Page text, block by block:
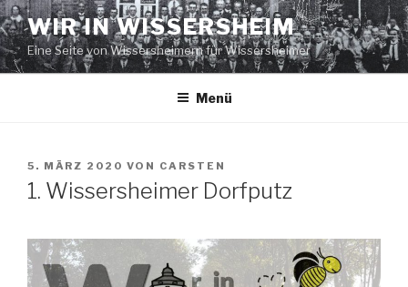
Zum
Inhalt
springen
WIR IN WISSERSHEIM
Eine Seite von Wissersheimern für Wissersheimer
Menü
VERÖFFENTLICHT
AM
5. MÄRZ 2020 VON CARSTEN
1. Wissersheimer Dorfputz